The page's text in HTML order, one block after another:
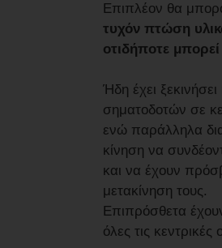
Επιπλέον θα
τυχόν πτώση
οτιδήποτε
Ήδη έχει
σηματοδοτών σε
ενώ παράλληλα
κίνηση να
και να έχουν
μετακίνηση τους.
Επιπρόσθετα
όλες τις κεντρικές